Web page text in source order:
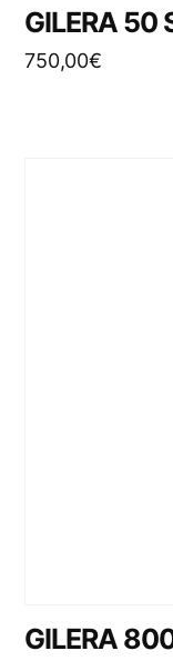
GILERA 50
750,00€
GILERA